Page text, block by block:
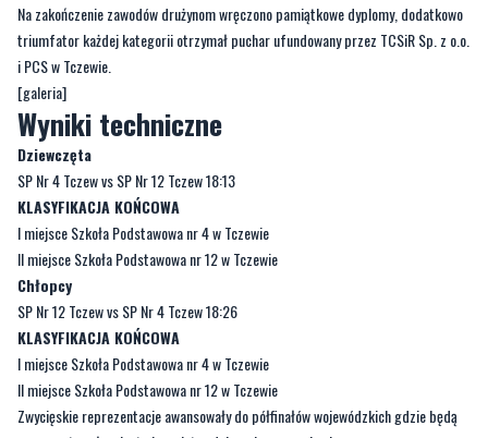
Na zakończenie zawodów drużynom wręczono pamiątkowe dyplomy, dodatkowo
triumfator każdej kategorii otrzymał puchar ufundowany przez TCSiR Sp. z o.o.
i PCS w Tczewie.
[galeria]
Wyniki techniczne
Dziewczęta
SP Nr 4 Tczew vs SP Nr 12 Tczew 18:13
KLASYFIKACJA KOŃCOWA
I miejsce Szkoła Podstawowa nr 4 w Tczewie
II miejsce Szkoła Podstawowa nr 12 w Tczewie
Chłopcy
SP Nr 12 Tczew vs SP Nr 4 Tczew 18:26
KLASYFIKACJA KOŃCOWA
I miejsce Szkoła Podstawowa nr 4 w Tczewie
II miejsce Szkoła Podstawowa nr 12 w Tczewie
Zwycięskie reprezentacje awansowały do półfinałów wojewódzkich gdzie będą